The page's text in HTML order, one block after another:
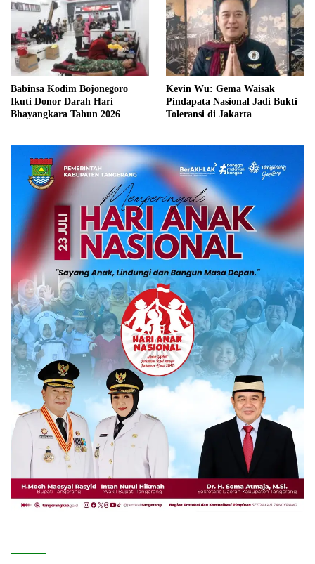
Babinsa Kodim Bojonegoro
Ikuti Donor Darah Hari
Bhayangkara Tahun 2026
Kevin Wu: Gema Waisak
Pindapata Nasional Jadi Bukti
Toleransi di Jakarta